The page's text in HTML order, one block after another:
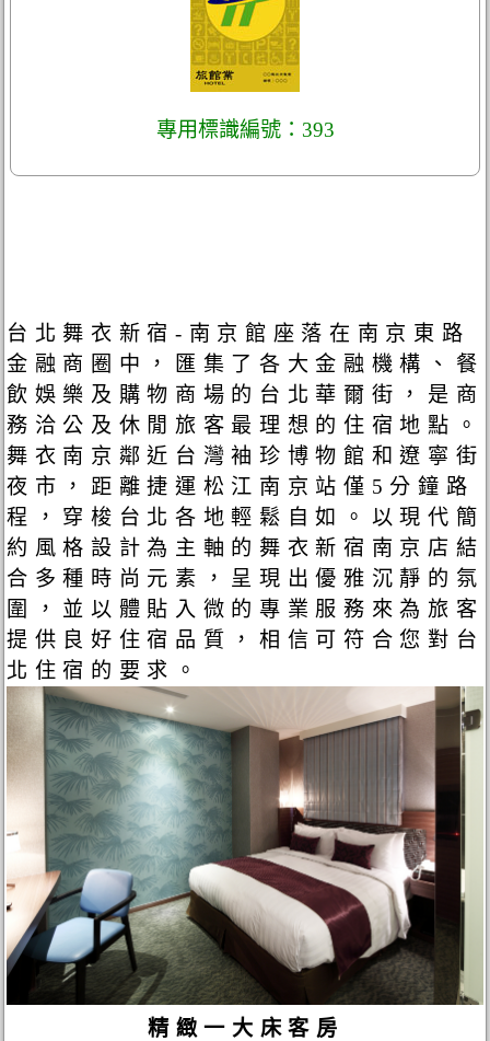
專用標識編號：393
台北舞衣新宿-南京館座落在南京東路
金融商圈中，匯集了各大金融機構、餐
飲娛樂及購物商場的台北華爾街，是商
務洽公及休閒旅客最理想的住宿地點。
舞衣南京鄰近台灣袖珍博物館和遼寧街
夜市，距離捷運松江南京站僅5分鐘路
程，穿梭台北各地輕鬆自如。以現代簡
約風格設計為主軸的舞衣新宿南京店結
合多種時尚元素，呈現出優雅沉靜的氛
圍，並以體貼入微的專業服務來為旅客
提供良好住宿品質，相信可符合您對台
北住宿的要求。
精緻一大床客房